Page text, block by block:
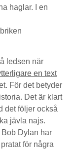
haglar. I en
ledsen när
en text
För det betyder
Det är klart
det följer också
jävla najs.
Dylan har
för några